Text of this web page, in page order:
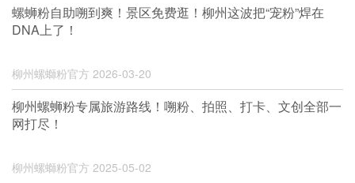
螺蛳粉自助嗍到爽！景区免费逛！柳州这波把“宠粉”焊在
DNA上了！
柳州螺螄粉官方 2026-03-20
柳州螺蛳粉专属旅游路线！嗍粉、拍照、打卡、文创全部一
网打尽！
柳州螺螄粉官方 2025-05-02